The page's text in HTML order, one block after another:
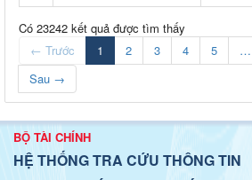
Có 23242 kết quả được tìm thấy
← Trước
1 2 3 4 5 …
Sau →
BỘ TÀI CHÍNH
HỆ THỐNG TRA CỨU THÔNG TIN